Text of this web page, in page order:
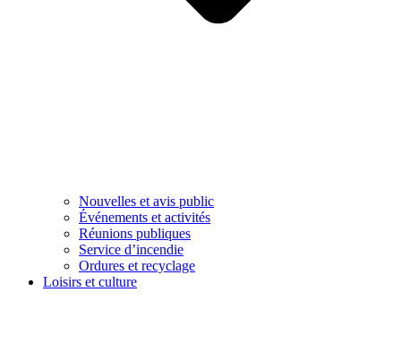
Nouvelles et avis public
Événements et activités
Réunions publiques
Service d’incendie
Ordures et recyclage
Loisirs et culture